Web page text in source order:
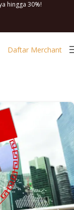
hingga 30%!
Daftar Merchant